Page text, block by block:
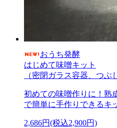
おうち発酵
はじめて味噌キット
（密閉ガラス容器、つぶ
初めての味噌作りに！熟
で簡単に手作りできるキ
2,686円(税込2,900円)